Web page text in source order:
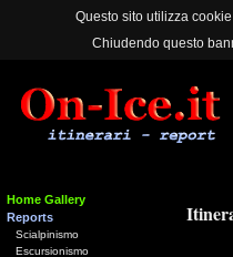
Questo sito utilizza
Chiudendo questo
Home Gallery
Reports
Scialpinismo
Escursionismo